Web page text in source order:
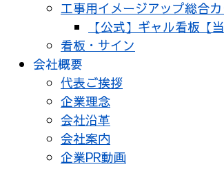
工事用イメージアップ総合
【公式】ギャル看板【
看板・サイン
会社概要
代表ご挨拶
企業理念
会社沿革
会社案内
企業PR動画